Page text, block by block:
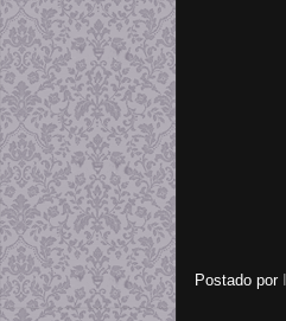
Postado por